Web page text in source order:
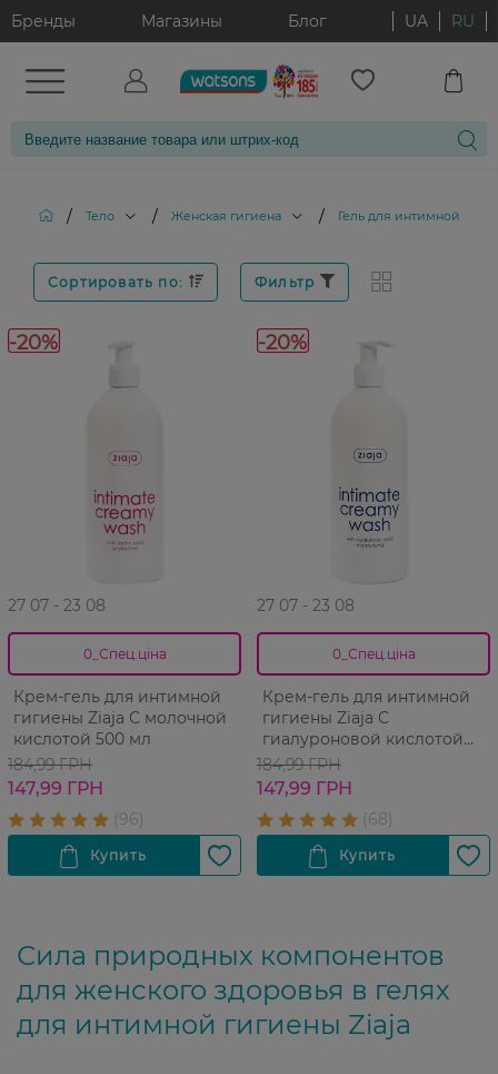
Бренды Магазины Блог UA RU
/ Тело / Женская гигиена / Гель для интимной
Сортировать по: Фильтр
-20%
27 07 - 23 08
0_Спец.ціна
Крем-гель для интимной
гигиены Ziaja С молочной
кислотой 500 мл
184,99 ГРН
147,99 ГРН
-20%
27 07 - 23 08
0_Спец.ціна
Крем-гель для интимной
гигиены Ziaja С
гиалуроновой кислотой
500 мл
184,99 ГРН
147,99 ГРН
Сила природных компонентов
для женского здоровья в гелях
для интимной гигиены Ziaja